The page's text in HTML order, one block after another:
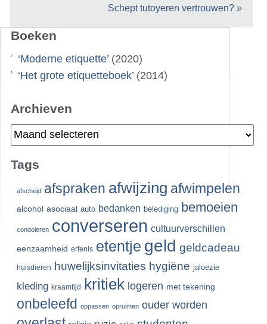
Schept tutoyeren vertrouwen?»
Boeken
‘Moderne etiquette’ (2020)
‘Het grote etiquetteboek’ (2014)
Archieven
Archieven
Tags
afscheid afspraken afwijzing afwimpelen
alcohol asociaal auto bedanken belediging bemoeien
condoleren converseren cultuurverschillen
eenzaamheid erfenis etentje geld geldcadeau
huisdieren huwelijksinvitaties hygiëne jaloezie
kleding kraamtijd kritiek logeren met tekening
onbeleefd oppassen opruimen ouder worden